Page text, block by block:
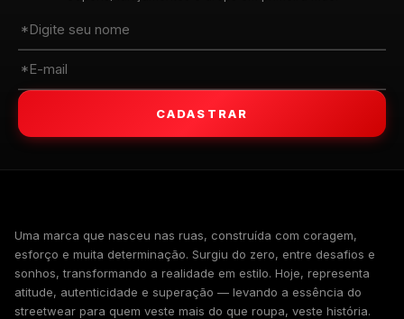
CADASTRAR
Uma marca que nasceu nas ruas, construída com coragem,
esforço e muita determinação. Surgiu do zero, entre desafios e
sonhos, transformando a realidade em estilo. Hoje, representa
atitude, autenticidade e superação — levando a essência do
streetwear para quem veste mais do que roupa, veste história.